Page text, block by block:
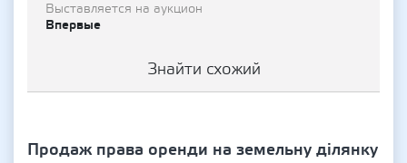
Выставляется на аукцион
Впервые
Знайти схожий
Продаж права оренди на земельну ділянку